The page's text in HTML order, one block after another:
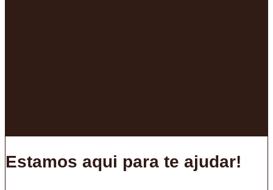
Estamos aqui para te ajudar!